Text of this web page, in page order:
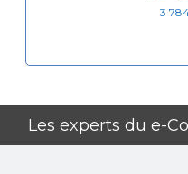
3
Les experts du e-